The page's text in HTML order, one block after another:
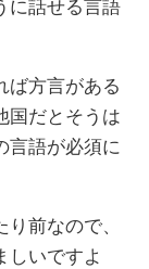
に話せる言語
ば方言がある
国だとそうは
言語が必須に
前なので、
しいですよ